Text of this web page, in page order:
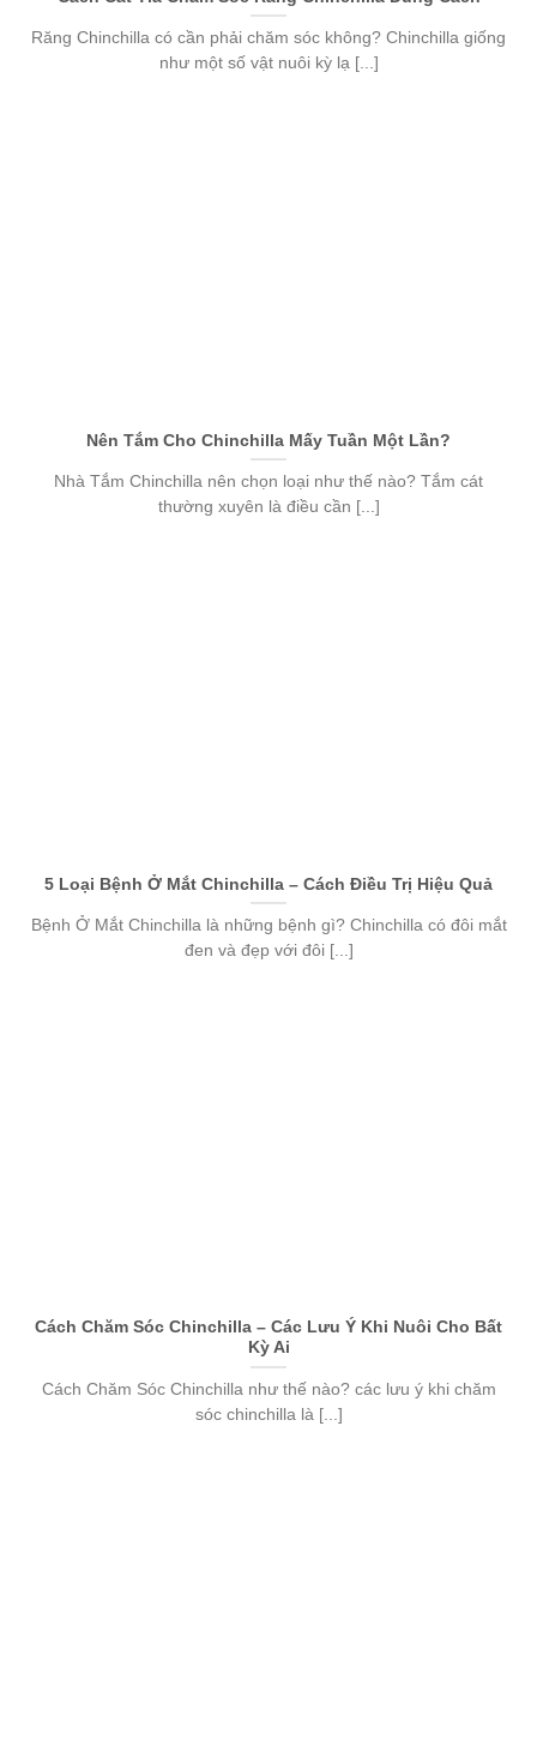
Răng Chinchilla có cần phải chăm sóc không? Chinchilla giống
như một số vật nuôi kỳ lạ [...]
Nên Tắm Cho Chinchilla Mấy Tuần Một Lần?
Nhà Tắm Chinchilla nên chọn loại như thế nào? Tắm cát
thường xuyên là điều cần [...]
5 Loại Bệnh Ở Mắt Chinchilla – Cách Điều Trị Hiệu Quả
Bệnh Ở Mắt Chinchilla là những bệnh gì? Chinchilla có đôi mắt
đen và đẹp với đôi [...]
Cách Chăm Sóc Chinchilla – Các Lưu Ý Khi Nuôi Cho Bất
Kỳ Ai
Cách Chăm Sóc Chinchilla như thế nào? các lưu ý khi chăm
sóc chinchilla là [...]